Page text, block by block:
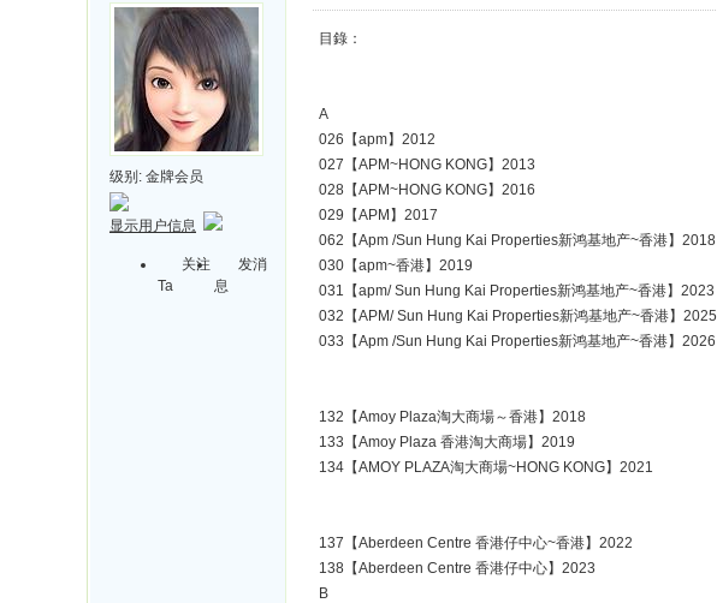
级别: 金牌会员
显示用户信息
关注
Ta
发消
息
目錄：
A
026【apm】2012
027【APM~HONG KONG】2013
028【APM~HONG KONG】2016
029【APM】2017
062【Apm /Sun Hung Kai Properties新鸿基地产~香港】2018
030【apm~香港】2019
031【apm/ Sun Hung Kai Properties新鸿基地产~香港】2023
032【APM/ Sun Hung Kai Properties新鸿基地产~香港】2025
033【Apm /Sun Hung Kai Properties新鸿基地产~香港】2026
132【Amoy Plaza淘大商場～香港】2018
133【Amoy Plaza 香港淘大商場】2019
134【AMOY PLAZA淘大商場~HONG KONG】2021
137【Aberdeen Centre 香港仔中心~香港】2022
138【Aberdeen Centre 香港仔中心】2023
B